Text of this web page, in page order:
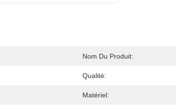
Nom Du Produit:
Qualité:
Matériel: